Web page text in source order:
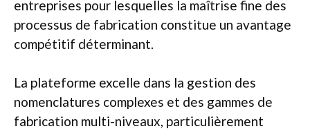
entreprises pour lesquelles la maîtrise fine des
processus de fabrication constitue un avantage
compétitif déterminant.
La plateforme excelle dans la gestion des
nomenclatures complexes et des gammes de
fabrication multi-niveaux, particulièrement